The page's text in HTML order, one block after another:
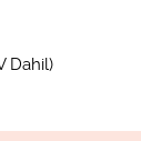
Dahil)